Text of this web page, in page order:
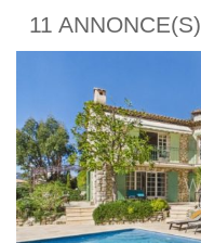
11 ANNONCE(S)